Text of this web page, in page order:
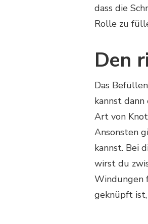
dass die
Rolle zu
Den
Das
kannst dann
Art von
Ansonsten
kannst. Bei
wirst du
Windungen
geknüpft